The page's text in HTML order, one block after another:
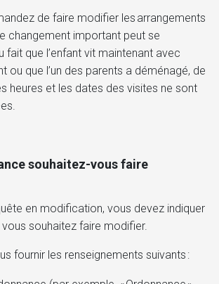
de faire modifier les arrangements
changement important peut se
fait que l’enfant vit maintenant avec
ou que l’un des parents a déménagé, de
heures et les dates des visites ne sont
souhaitez-vous faire
en modification, vous devez indiquer
vous souhaitez faire modifier.
fournir les renseignements suivants :